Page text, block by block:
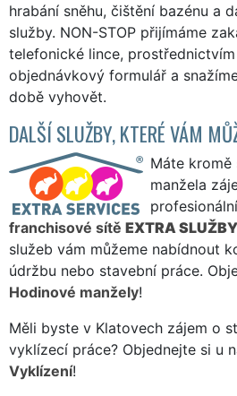
hrabání sněhu, čištění bazénu a
služby. NON-STOP přijímáme
telefonické lince,
objednávkový formulář a
době vyhovět.
DALŠÍ SLUŽBY, KTERÉ VÁM
Máte kromě
manžela
franchisové sítě EXTRA SLUŽBY
služeb vám můžeme nabídnout
údržbu nebo stavební práce.
Hodinové manžely!
Měli byste v Klatovech zájem o
vyklízecí práce? Objednejte si u
Vyklízení!